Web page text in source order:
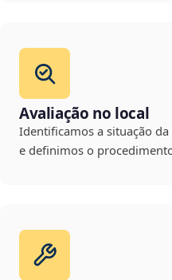
Avaliação no local
Identificamos a situação
e definimos o